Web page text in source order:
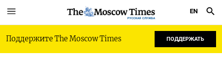
РУССКАЯ СЛУЖБА
EN
Поддержите The Moscow Times ПОДДЕРЖАТЬ